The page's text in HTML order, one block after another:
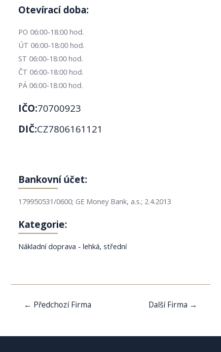
Otevírací doba:
PO 06:00-18:00 hod.
ÚT 06:00-18:00 hod.
ST 06:00-18:00 hod.
ČT 06:00-18:00 hod.
PÁ 06:00-18:00 hod.
IČO:70700923
DIČ:CZ7806161121
Bankovní účet:
179950531/0600; GE Money Bank, a.s.; 2.4.2013
Kategorie:
Nákladní doprava - lehká, střední
Navigace
← Předchozí Firma Další Firma →